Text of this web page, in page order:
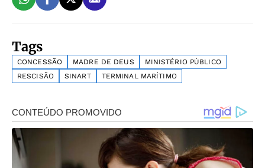
Tags
CONCESSÃO MADRE DE DEUS
MINISTÉRIO PÚBLICO
RESCISÃO
SINART TERMINAL MARÍTIMO